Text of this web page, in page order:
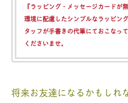
『ラッピング・メッセージカードが無
環境に配慮したシンプルなラッピン
タッフが手書きの代筆にておこなっ
くださいませ。
将来お友達になるかもしれ